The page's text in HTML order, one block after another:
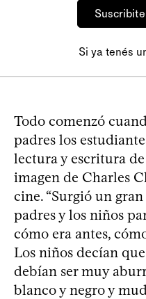
Si ya tenés
Todo comenzó
padres los
lectura y escritura
imagen de Charles
cine. “Surgió un
padres y los niños
cómo era antes,
Los niños decían
debían ser muy
blanco y negro y